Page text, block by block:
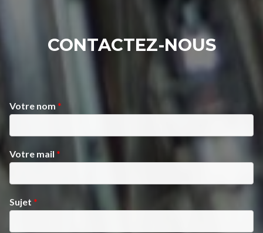
CONTACTEZ-NOUS
Votre nom *
Votre mail *
Sujet *